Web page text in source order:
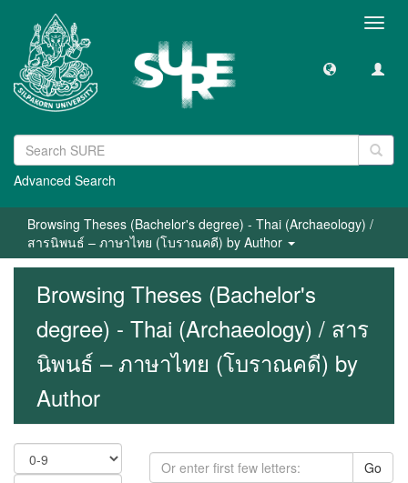
Advanced Search
Browsing Theses (Bachelor's degree) - Thai (Archaeology) /
สารนิพนธ์ – ภาษาไทย (โบราณคดี) by Author
Browsing Theses (Bachelor's
degree) - Thai (Archaeology) / สาร
นิพนธ์ – ภาษาไทย (โบราณคดี) by
Author
Go